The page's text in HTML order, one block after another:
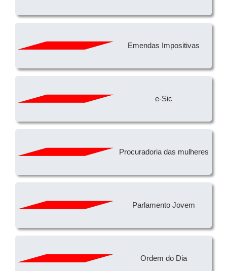
Emendas Impositivas
e-Sic
Procuradoria das mulheres
Parlamento Jovem
Ordem do Dia